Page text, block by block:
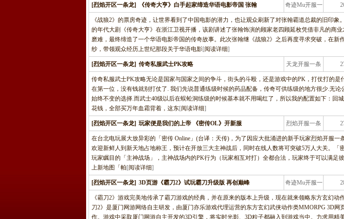
[烈焰开区一条龙] 《传奇大亨》白手起家缔造华语电影帝国 张翰 奇迹Mu开服一
条龙服务
《战狼2》的票房奇迹，让世界看到了中国电影的潜力，也让观众刷新了对张翰霸道总裁的旧印
的年代大剧《传奇大亨》在浙江卫视开播，该剧讲述了张翰饰演的顾家老四顾延枚凭借非凡的商
磨难，最终缔造了一个华语电影帝国的传奇故事。此次张翰继《战狼2》之后再度寻求突破，在新
纱，带领观众经历上世纪那段关于华语电影[阅读详细]
[烈焰开区一条龙] 传奇私服武士PK攻略 天龙开服一条
龙服务
传奇私服武士PK攻略无论是国家与国家之间的争斗，街头的斗殴，还是游戏中的PK，打仗打的是
在第一位，没有钱就别打仗了. 我们先说普通练级时候的药品配备，传奇可供练级的地方很少.无
始终不变的选择.而武士40级以后在蜈蚣洞练级的时候基本就不用喝红了，所以我的配置如下：回
花钱，全部买万年血霜背着，这东[阅读详细]
[烈焰开区一条龙] 玩家便是我们的上帝 《密传OL》开新服 烈焰开服一条
龙服务
在台北电玩展大放异彩的「密传 Online」(台译：天传)，为了因应大批涌进的新手玩家烈焰开服一
欢迎新鲜人到新天地占地称王，预计在开放三大主神战后，同时在线人数将可突破5万人大关。「
玩家瞩目的「主神战场」，主神战场内的PK行为（玩家相互对打）全都合法，玩家终于可以满足
上新地图「帕 [阅读详细]
[烈焰开区一条龙] 3D页游《霸刀2》试玩霸刀升级版 再创巅峰 奇迹Mu开服一
条龙服务
《霸刀2》游戏完美地传承了霸刀游戏的经典，并在原来的版本上升级，现在就来领略东方玄幻动
刀2》是厦门网游网络自主研发，由厦门亦乐游戏代理运营的东方玄幻武侠动作类MMORPG 3D网
作。游戏中采取厦门网游自主开发的3D引擎，将实时光影、3D粒子都融入到游戏当中。力求用精